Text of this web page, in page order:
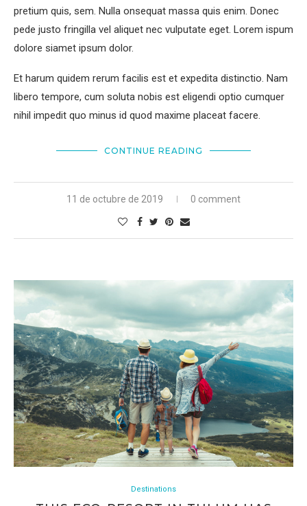
pretium quis, sem. Nulla onsequat massa quis enim. Donec
pede justo fringilla vel aliquet nec vulputate eget. Lorem ispum
dolore siamet ipsum dolor.
Et harum quidem rerum facilis est et expedita distinctio. Nam
libero tempore, cum soluta nobis est eligendi optio cumquer
nihil impedit quo minus id quod maxime placeat facere.
CONTINUE READING
11 de octubre de 2019 0 comment
Destinations